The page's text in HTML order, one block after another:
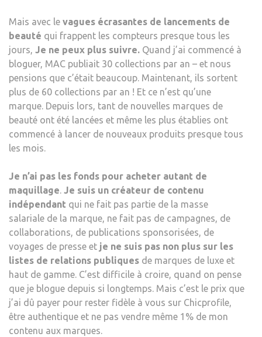
Mais avec le vagues écrasantes de lancements de
beauté qui frappent les compteurs presque tous les
jours, Je ne peux plus suivre. Quand j’ai commencé à
bloguer, MAC publiait 30 collections par an – et nous
pensions que c’était beaucoup. Maintenant, ils sortent
plus de 60 collections par an ! Et ce n’est qu’une
marque. Depuis lors, tant de nouvelles marques de
beauté ont été lancées et même les plus établies ont
commencé à lancer de nouveaux produits presque tous
les mois.
Je n’ai pas les fonds pour acheter autant de
maquillage. Je suis un créateur de contenu
indépendant qui ne fait pas partie de la masse
salariale de la marque, ne fait pas de campagnes, de
collaborations, de publications sponsorisées, de
voyages de presse et je ne suis pas non plus sur les
listes de relations publiques de marques de luxe et
haut de gamme. C’est difficile à croire, quand on pense
que je blogue depuis si longtemps. Mais c’est le prix que
j’ai dû payer pour rester fidèle à vous sur Chicprofile,
être authentique et ne pas vendre même 1% de mon
contenu aux marques.